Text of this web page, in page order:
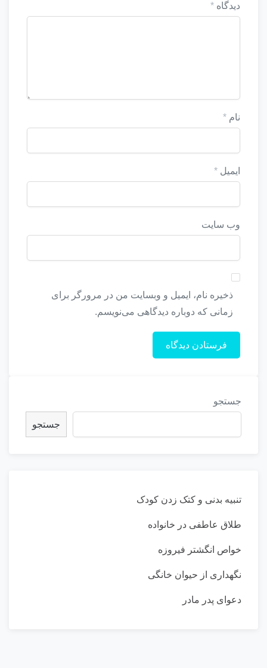
دیدگاه *
نام *
ایمیل *
وب‌ سایت
ذخیره نام، ایمیل و وبسایت من در مرورگر برای
زمانی که دوباره دیدگاهی می‌نویسم.
جستجو
جستجو
تنبیه بدنی و کتک زدن کودک
طلاق عاطفی در خانواده
خواص انگشتر فیروزه
نگهداری از حیوان خانگی
دعوای پدر مادر